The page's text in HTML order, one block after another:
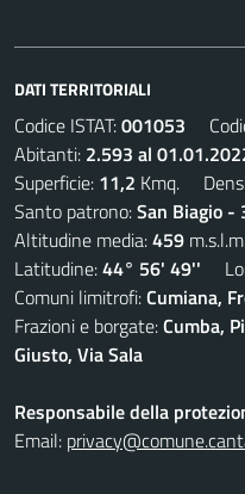
DATI TERRITORIALI
Codice ISTAT:001053
Abitanti: 2.593 al
Superficie: 11,2 Kmq.
Santo patrono:San Biagio -
Altitudine media:459
Latitudine:44° 56' 49''
Comuni limitrofi:Cumiana,
Frazioni e borgate:Cumba,
Giusto, Via Sala
Responsabile della
Email: